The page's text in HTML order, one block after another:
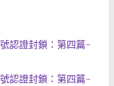
認證封鎖：第四篇-
認證封鎖：第四篇-